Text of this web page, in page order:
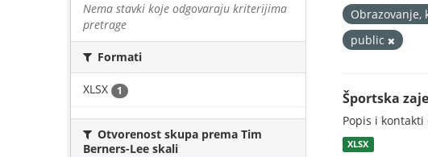
Nema stavki koje odgovaraju kriterijima
pretrage
Formati
XLSX 1
Otvorenost skupa prema Tim
Berners-Lee skali
public
Športska
Popis i
XLSX